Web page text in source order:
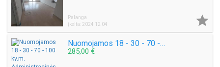
Palanga
Įkelta: 2024 12 04

Nuomojamos 18 - 30 - 70 - 100 kv.m. Administracinės patalpos Naujoji Uosto g.
285,00 €